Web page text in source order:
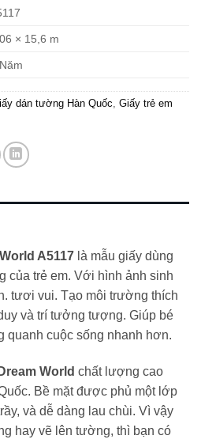
× 15,6 m
dán tường Hàn Quốc, Giấy trẻ em
A5117 là mẫu giấy dùng
của trẻ em. Với hình ảnh sinh
tươi vui. Tạo môi trường thích
và trí tưởng tượng. Giúp bé
quanh cuộc sống nhanh hơn.
World chất lượng cao
Bề mặt được phủ một lớp
và dễ dàng lau chùi. Vì vậy
hay vẽ lên tường, thì bạn có